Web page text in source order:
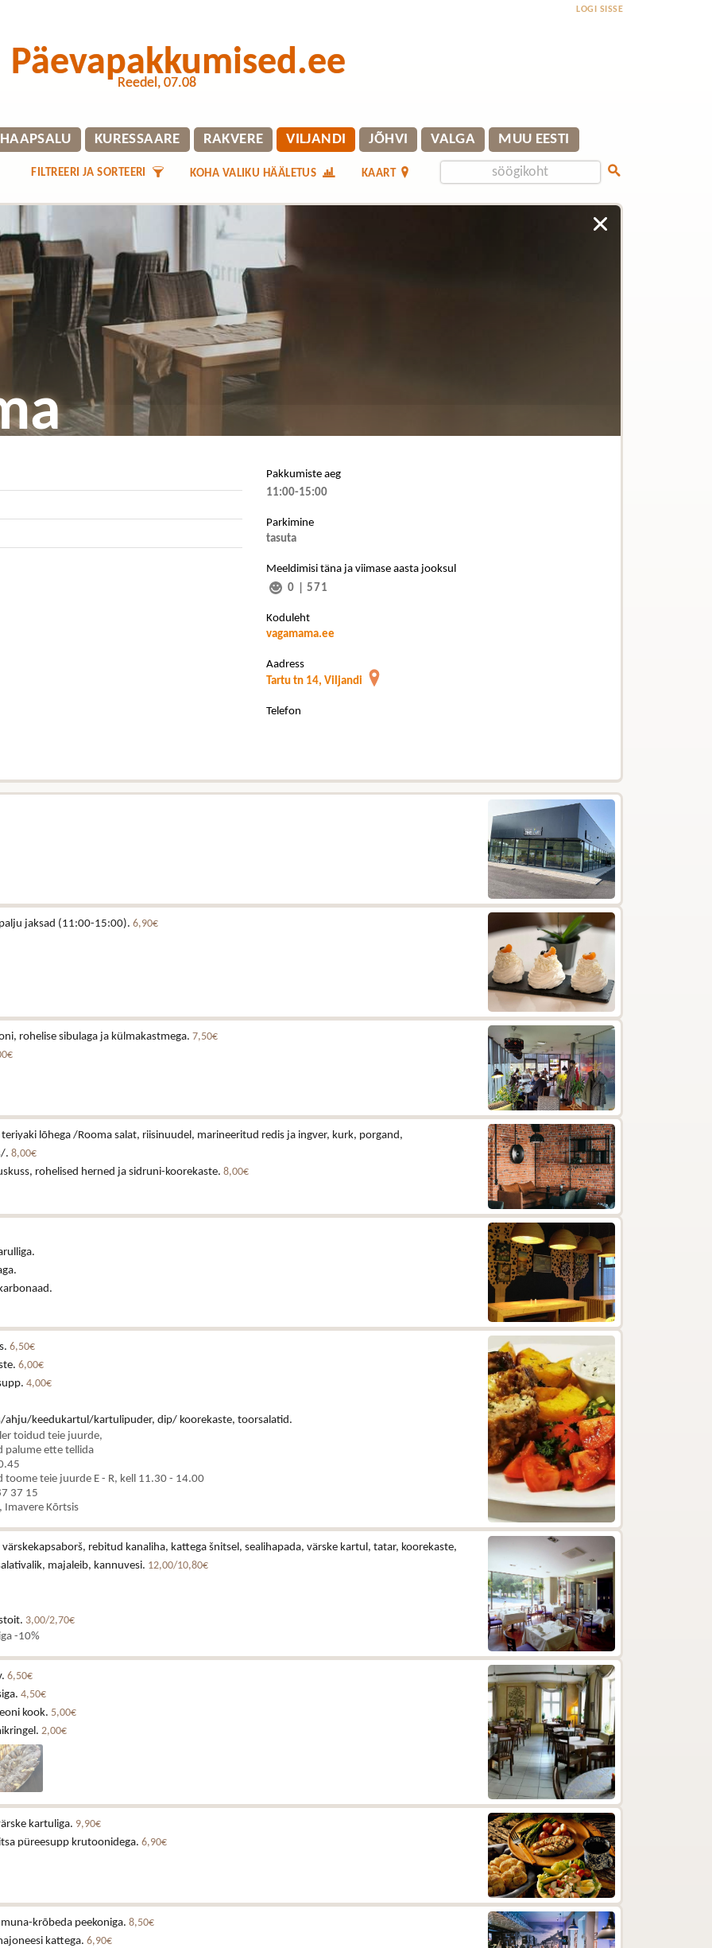
LOGI SISSE
Päevapakkumised.ee
Reedel, 07.08
HAAPSALU KURESSAARE RAKVERE VILJANDI JÕHVI VALGA MUU EESTI
KAART
KOHA VALIKU HÄÄLETUS
FILTREERI JA SORTEERI
Pakkumiste aeg
11:00-15:00
Parkimine
tasuta
Meeldimisi täna ja viimase aasta jooksul
0 |571
Koduleht
vagamama.ee
Aadress
Tartu tn 14, Viljandi
Telefon
jaksad (11:00-15:00). 6,90€
rohelise sibulaga ja külmakastmega. 7,50€
teriyaki lõhega /Rooma salat, riisinuudel, marineeritud redis ja ingver, kurk, porgand,
. 8,00€
rohelised herned ja sidruni-koorekaste. 8,00€
6,50€
6,00€
4,00€
ahju/keedukartul/kartulipuder, dip/ koorekaste, toorsalatid.
toidud teie juurde,
palume ette tellida
toome teie juurde E - R, kell 11.30 - 14.00
37 15
Imavere Kõrtsis
rebitud kanaliha, kattega šnitsel, sealihapada, värske kartul, tatar, koorekaste,
majaleib, kannuvesi. 12,00/10,80€
3,00/2,70€
-10%
6,50€
4,50€
kook. 5,00€
2,00€
kartuliga. 9,90€
püreesupp krutoonidega. 6,90€
krõbeda peekoniga. 8,50€
kattega. 6,90€